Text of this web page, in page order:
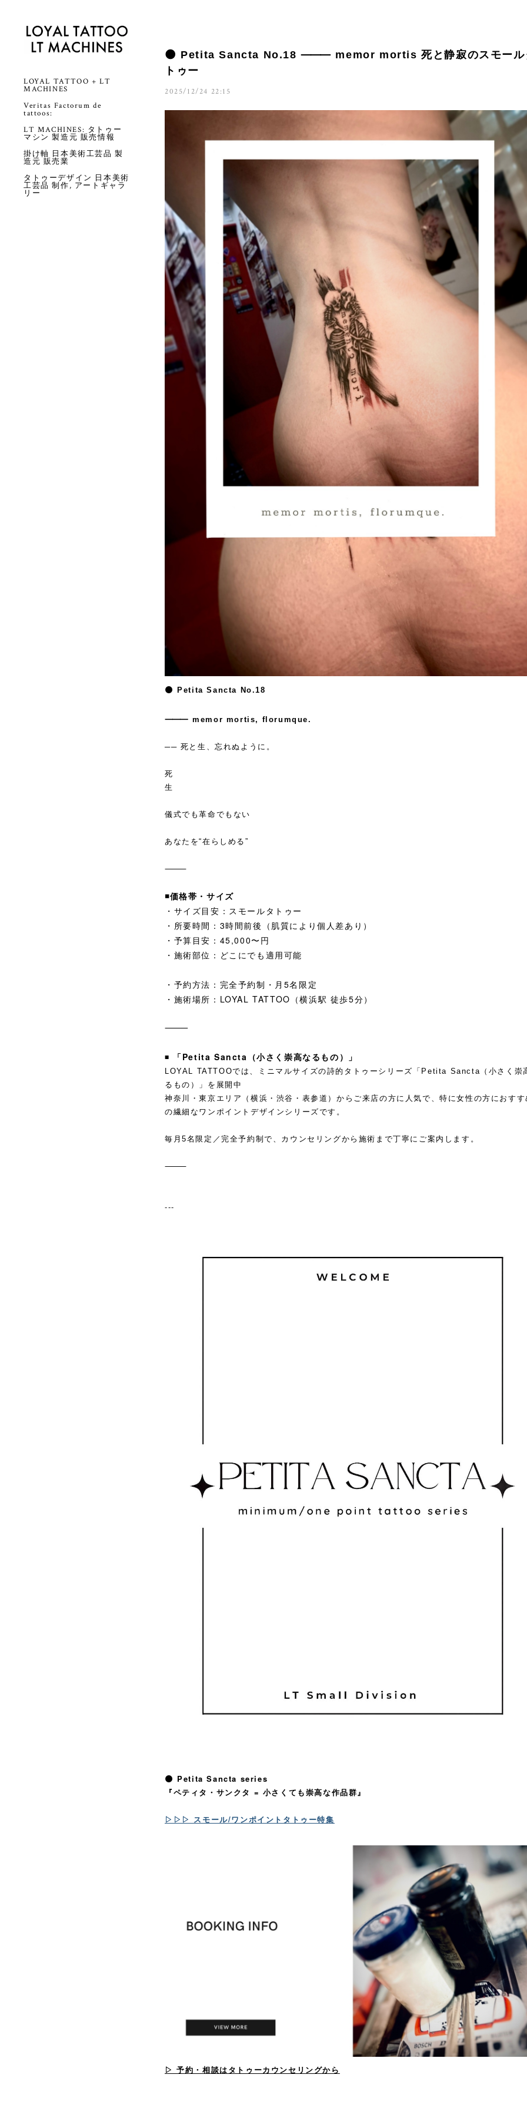
LOYAL TATTOO + LT
MACHINES
Veritas Factorum de
tattoos:
LT MACHINES: タトゥー
マシン 製造元 販売情報
掛け軸 日本美術工芸品 製
造元 販売業
タトゥーデザイン 日本美術
工芸品 制作, アートギャラ
リー
🌑 Petita Sancta No.18 ⸻ memor mortis 死と静寂のスモール
トゥー
2025/12/24 22:15
🌑 Petita Sancta No.18
⸻memor mortis, florumque.
── 死と生、忘れぬように。
死
生
儀式でも革命でもない
あなたを“在らしめる”
⸻
◾️価格帯・サイズ
・サイズ目安：スモールタトゥー
・所要時間：3時間前後（肌質により個人差あり）
・予算目安：45,000〜円
・施術部位：どこにでも適用可能
・予約方法：完全予約制・月5名限定
・施術場所：LOYAL TATTOO（横浜駅 徒歩5分）
⸻
◾️ 「Petita Sancta（小さく崇高なるもの）」
LOYAL TATTOOでは、ミニマルサイズの詩的タトゥーシリーズ「Petita Sancta（小さく崇
るもの）」を展開中
神奈川・東京エリア（横浜・渋谷・表参道）からご来店の方に人気で、特に女性の方におすす
の繊細なワンポイントデザインシリーズです。
毎月5名限定／完全予約制で、カウンセリングから施術まで丁寧にご案内します。
⸻
---
🌑 Petita Sancta series
『ペティタ・サンクタ = 小さくても崇高な作品群』
▷▷▷ スモール/ワンポイントタトゥー特集
▷ 予約・相談はタトゥーカウンセリングから